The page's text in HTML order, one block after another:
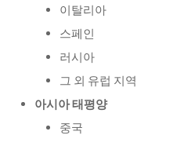
이탈리아
스페인
러시아
그 외 유럽 지역
아시아 태평양
중국